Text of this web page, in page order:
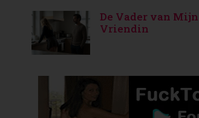
De Vader van Mijn
Vriendin